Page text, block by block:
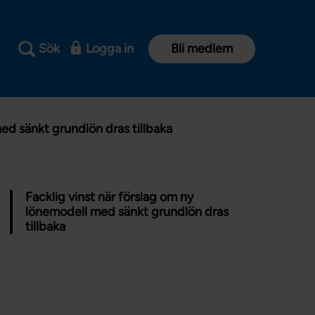
Sök Logga in Bli medlem
sänkt grundlön dras tillbaka
Facklig vinst när förslag om ny
lönemodell med sänkt grundlön dras
tillbaka